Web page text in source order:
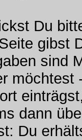
Du
gibst
sind
dann
Du